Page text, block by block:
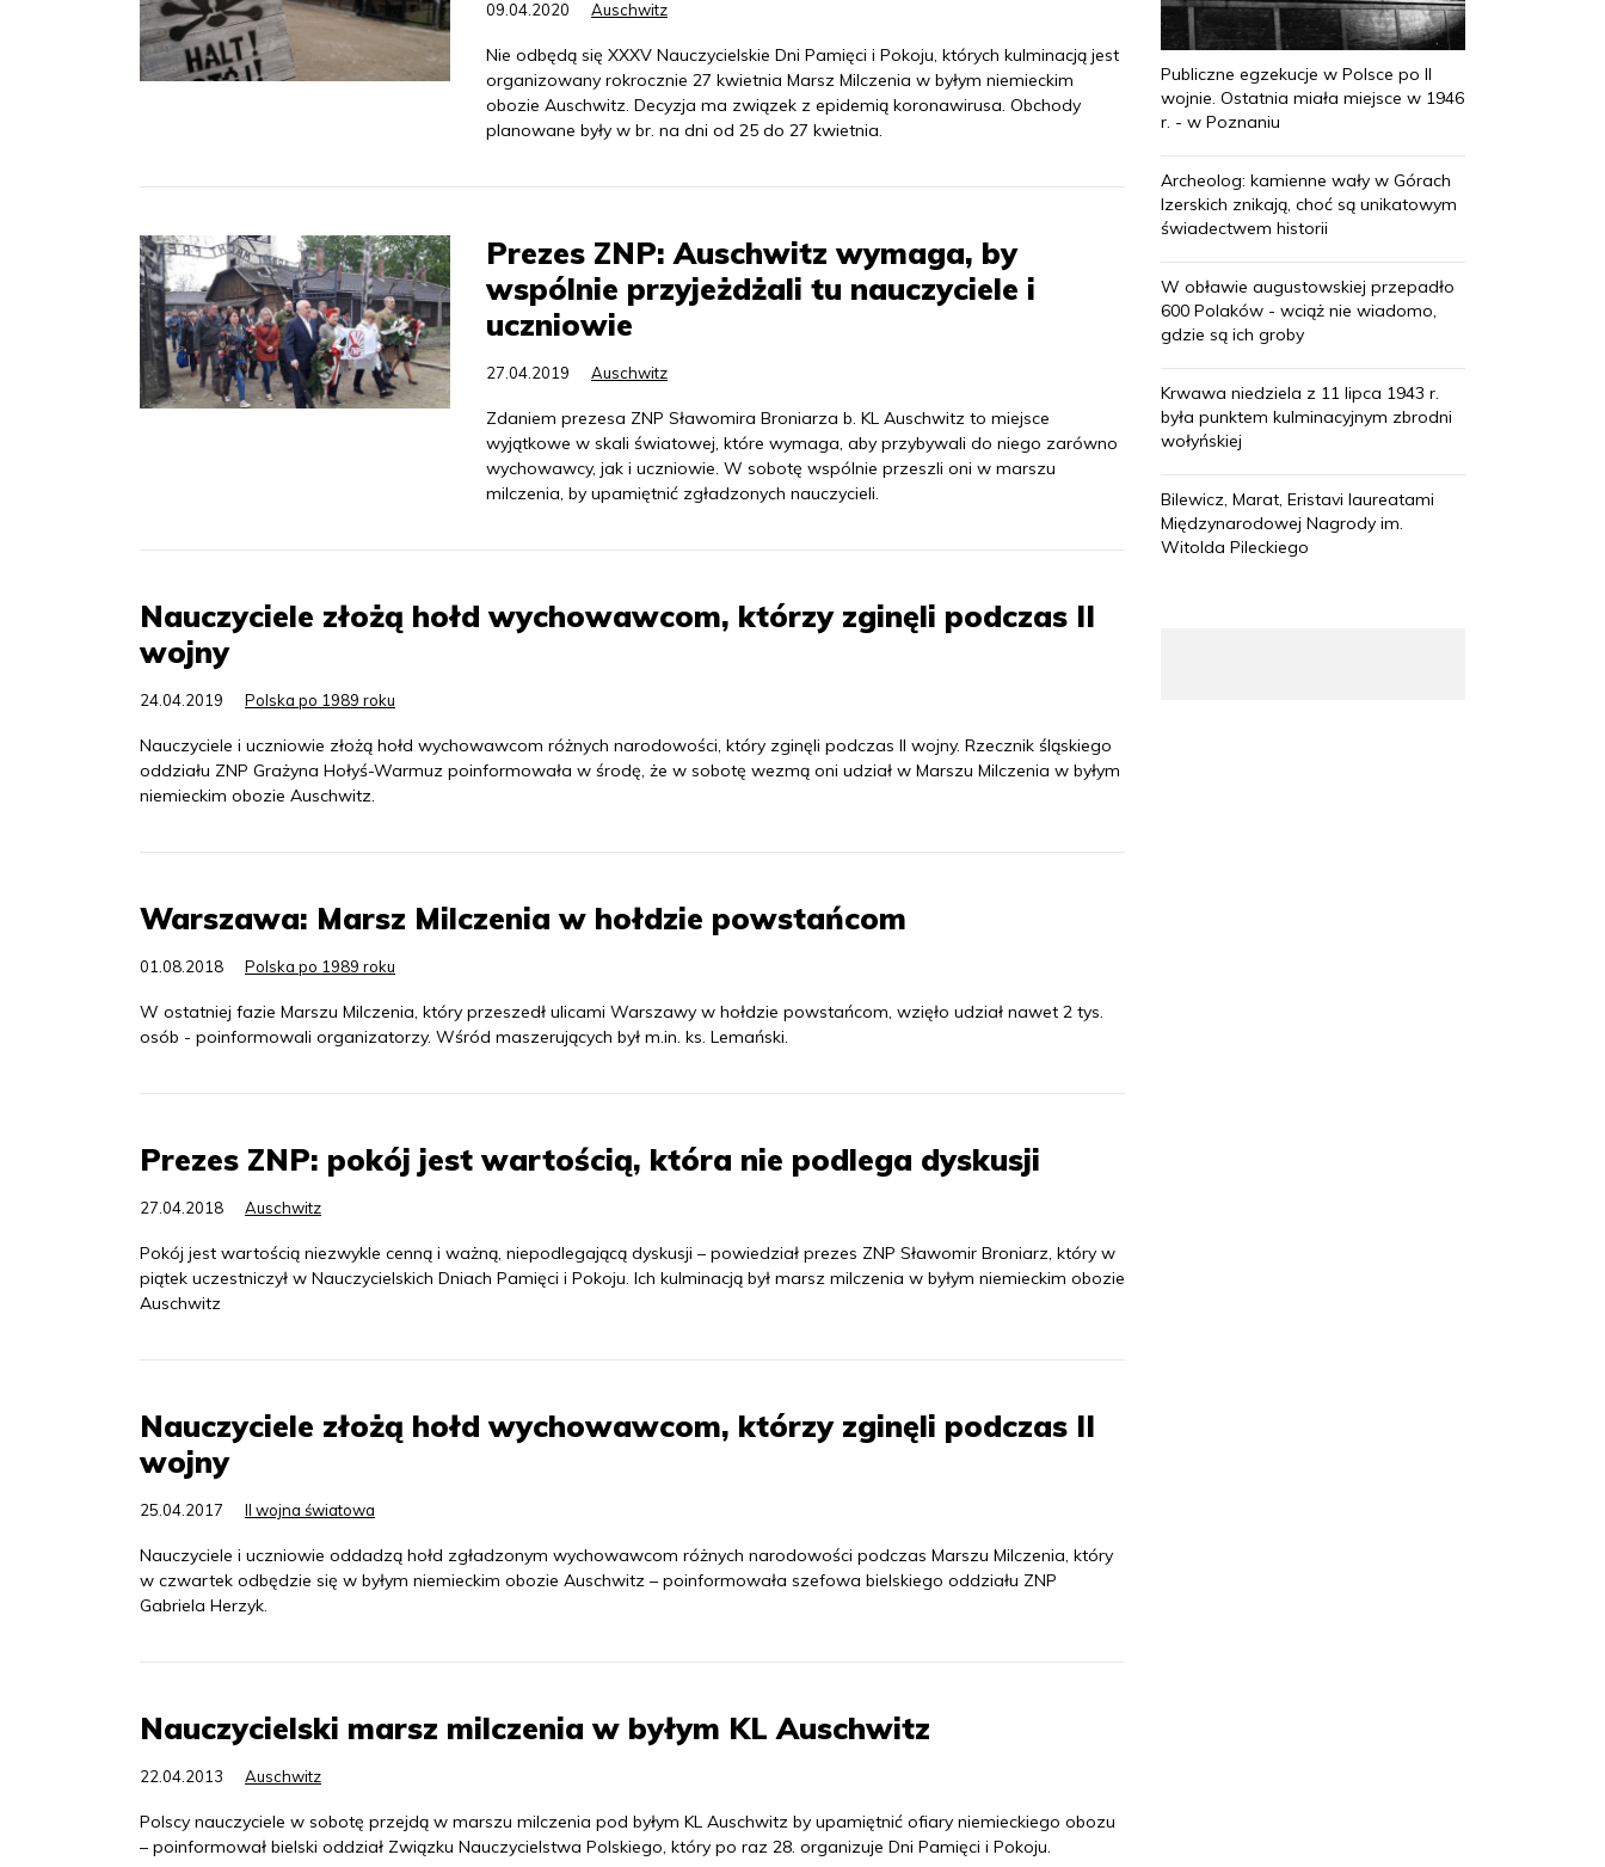
09.04.2020 Auschwitz
Nie odbędą się XXXV Nauczycielskie Dni Pamięci i Pokoju, których kulminacją jest
organizowany rokrocznie 27 kwietnia Marsz Milczenia w byłym niemieckim
obozie Auschwitz. Decyzja ma związek z epidemią koronawirusa. Obchody
planowane były w br. na dni od 25 do 27 kwietnia.
Prezes ZNP: Auschwitz wymaga, by
wspólnie przyjeżdżali tu nauczyciele i
uczniowie
27.04.2019 Auschwitz
Zdaniem prezesa ZNP Sławomira Broniarza b. KL Auschwitz to miejsce
wyjątkowe w skali światowej, które wymaga, aby przybywali do niego zarówno
wychowawcy, jak i uczniowie. W sobotę wspólnie przeszli oni w marszu
milczenia, by upamiętnić zgładzonych nauczycieli.
Nauczyciele złożą hołd wychowawcom, którzy zginęli podczas II
wojny
24.04.2019 Polska po 1989 roku
Nauczyciele i uczniowie złożą hołd wychowawcom różnych narodowości, który zginęli podczas II wojny. Rzecznik śląskiego
oddziału ZNP Grażyna Hołyś-Warmuz poinformowała w środę, że w sobotę wezmą oni udział w Marszu Milczenia w byłym
niemieckim obozie Auschwitz.
Warszawa: Marsz Milczenia w hołdzie powstańcom
01.08.2018 Polska po 1989 roku
W ostatniej fazie Marszu Milczenia, który przeszedł ulicami Warszawy w hołdzie powstańcom, wzięło udział nawet 2 tys.
osób - poinformowali organizatorzy. Wśród maszerujących był m.in. ks. Lemański.
Prezes ZNP: pokój jest wartością, która nie podlega dyskusji
27.04.2018 Auschwitz
Pokój jest wartością niezwykle cenną i ważną, niepodlegającą dyskusji – powiedział prezes ZNP Sławomir Broniarz, który w
piątek uczestniczył w Nauczycielskich Dniach Pamięci i Pokoju. Ich kulminacją był marsz milczenia w byłym niemieckim obozie
Auschwitz
Nauczyciele złożą hołd wychowawcom, którzy zginęli podczas II
wojny
25.04.2017 II wojna światowa
Nauczyciele i uczniowie oddadzą hołd zgładzonym wychowawcom różnych narodowości podczas Marszu Milczenia, który
w czwartek odbędzie się w byłym niemieckim obozie Auschwitz – poinformowała szefowa bielskiego oddziału ZNP
Gabriela Herzyk.
Nauczycielski marsz milczenia w byłym KL Auschwitz
22.04.2013 Auschwitz
Polscy nauczyciele w sobotę przejdą w marszu milczenia pod byłym KL Auschwitz by upamiętnić ofiary niemieckiego obozu
– poinformował bielski oddział Związku Nauczycielstwa Polskiego, który po raz 28. organizuje Dni Pamięci i Pokoju.
Publiczne egzekucje w Polsce po II
wojnie. Ostatnia miała miejsce w 1946
r. - w Poznaniu
Archeolog: kamienne wały w Górach
Izerskich znikają, choć są unikatowym
świadectwem historii
W obławie augustowskiej przepadło
600 Polaków - wciąż nie wiadomo,
gdzie są ich groby
Krwawa niedziela z 11 lipca 1943 r.
była punktem kulminacyjnym zbrodni
wołyńskiej
Bilewicz, Marat, Eristavi laureatami
Międzynarodowej Nagrody im.
Witolda Pileckiego